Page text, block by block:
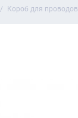
Короб для